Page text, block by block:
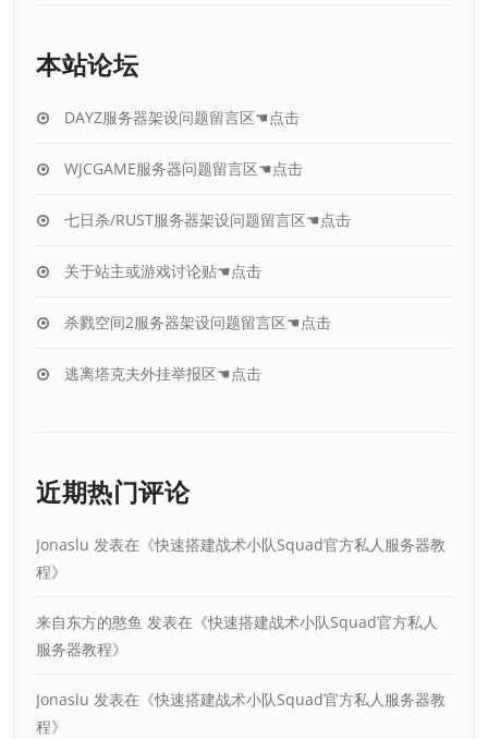
本站论坛
DAYZ服务器架设问题留言区☚点击
WJCGAME服务器问题留言区☚点击
七日杀/RUST服务器架设问题留言区☚点击
关于站主或游戏讨论贴☚点击
杀戮空间2服务器架设问题留言区☚点击
逃离塔克夫外挂举报区☚点击
近期热门评论
Jonaslu 发表在《快速搭建战术小队Squad官方私人服务器教
程》
来自东方的憨鱼 发表在《快速搭建战术小队Squad官方私人
服务器教程》
Jonaslu 发表在《快速搭建战术小队Squad官方私人服务器教
程》